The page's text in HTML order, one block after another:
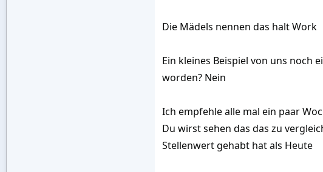
Die Mädels nennen das halt Work
Ein kleines Beispiel von uns noch
worden? Nein
Ich empfehle alle mal ein paar
Du wirst sehen das das zu
Stellenwert gehabt hat als Heute